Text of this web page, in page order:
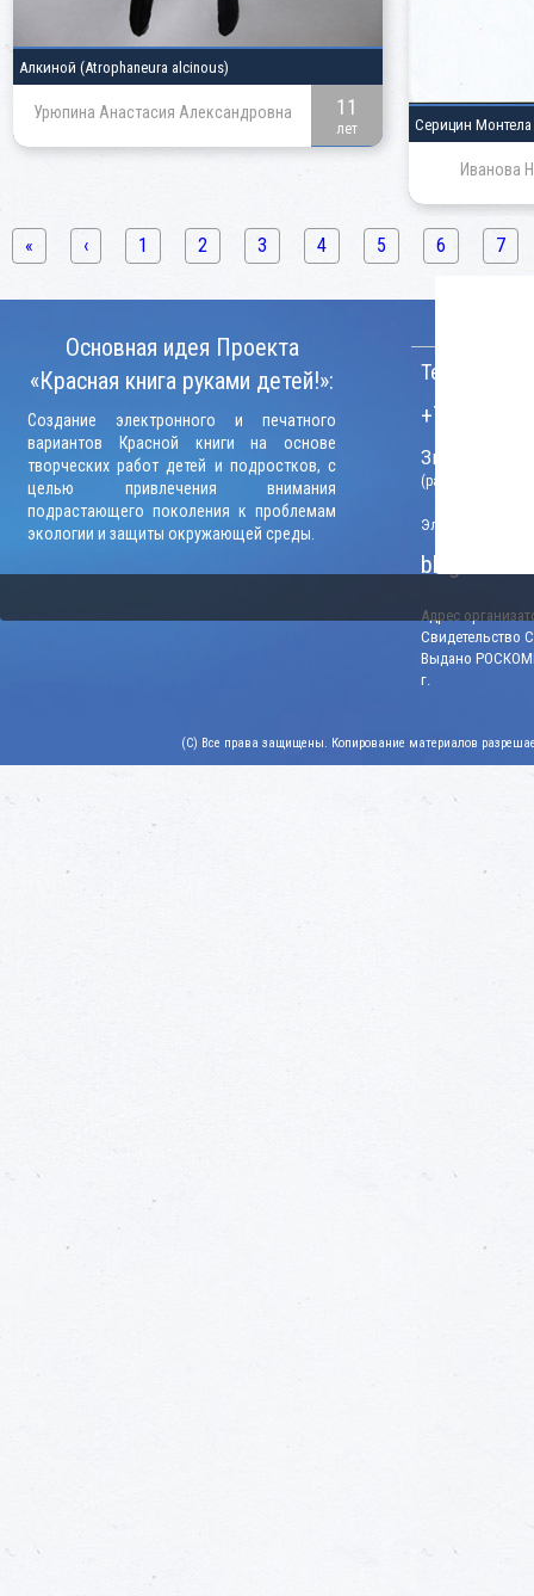
Серицин Монтела
Иванова
Алкиной (Atrophaneura alcinous)
Урюпина Анастасия Александровна 11
лет
« ‹ 1 2 3 4 5 6 7
Основная идея Проекта
«Красная книга руками детей!»:
Создание электронного и печатного
вариантов Красной книги на основе
творческих работ детей и подростков, с
целью привлечения внимания
подрастающего поколения к проблемам
экологии и защиты окружающей среды.
Телефон:
+7 (906)
Звонки
(рабочие дни,
Электронный
blago-
Адрес
Свидетельство
Выдано
г.
(C) Все права защищены. Копирование материалов